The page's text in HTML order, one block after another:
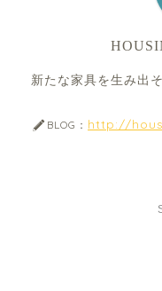
新たな家具を生み出そ
BLOG： http://